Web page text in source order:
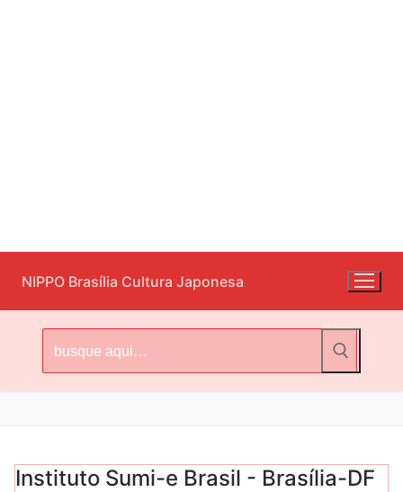
para
o
conteúdo
NIPPO Brasília Cultura Japonesa
por:
Instituto Sumi-e Brasil - Brasília-DF